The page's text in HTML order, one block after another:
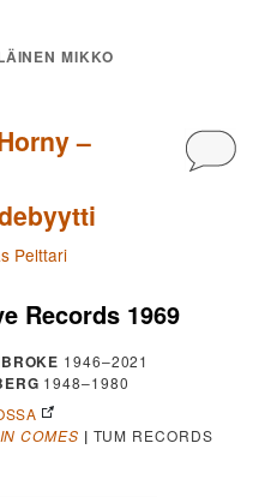
MIKKO
–
Pelttari
Records 1969
1946–2021
1948–1980
COMES | TUM RECORDS